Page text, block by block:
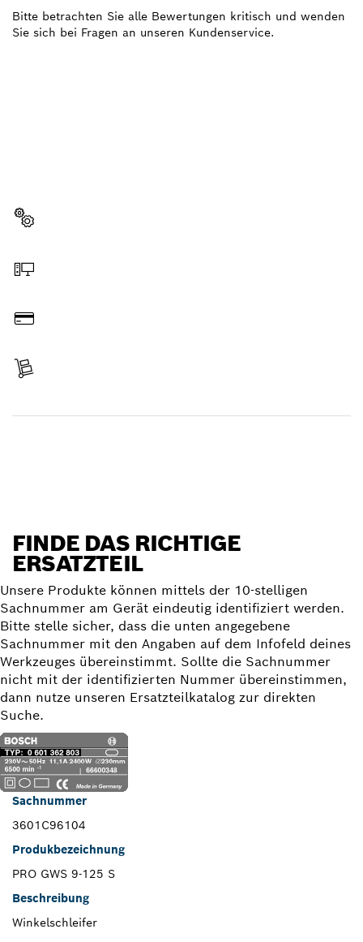
Bitte betrachten Sie alle Bewertungen kritisch und wenden
Sie sich bei Fragen an unseren Kundenservice.
FINDE DAS RICHTIGE
ERSATZTEIL
Unsere Produkte können mittels der 10-stelligen
Sachnummer am Gerät eindeutig identifiziert werden.
Bitte stelle sicher, dass die unten angegebene
Sachnummer mit den Angaben auf dem Infofeld deines
Werkzeuges übereinstimmt. Sollte die Sachnummer
nicht mit der identifizierten Nummer übereinstimmen,
dann nutze unseren Ersatzteilkatalog zur direkten
Suche.
Sachnummer
3601C96104
Produkbezeichnung
PRO GWS 9-125 S
Beschreibung
Winkelschleifer